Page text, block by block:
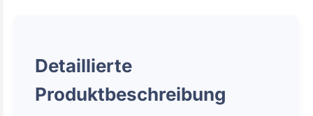
Detaillierte
Produktbeschreibung